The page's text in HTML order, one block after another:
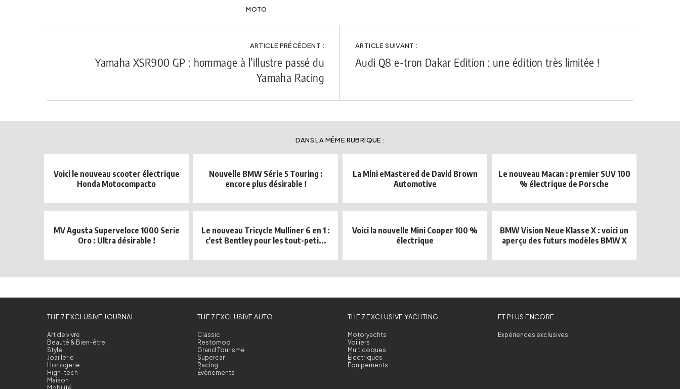
MOTO
ARTICLE PRÉCÉDENT :
Yamaha XSR900 GP : hommage à l’illustre passé du
Yamaha Racing
ARTICLE SUIVANT :
Audi Q8 e-tron Dakar Edition : une édition très limitée !
DANS LA MÊME RUBRIQUE :
Voici le nouveau scooter électrique
Honda Motocompacto
Nouvelle BMW Série 5 Touring :
encore plus désirable !
La Mini eMastered de David Brown
Automotive
Le nouveau Macan : premier SUV 100
% électrique de Porsche
MV Agusta Superveloce 1000 Serie
Oro : Ultra désirable !
Le nouveau Tricycle Mulliner 6 en 1 :
c'est Bentley pour les tout-peti...
Voici la nouvelle Mini Cooper 100 %
électrique
BMW Vision Neue Klasse X : voici un
aperçu des futurs modèles BMW X
THE 7 EXCLUSIVE JOURNAL
Art de vivre
Beauté & Bien-être
Style
Joaillerie
Horlogerie
High-tech
Maison
THE 7 EXCLUSIVE AUTO
Classic
Restomod
Grand Tourisme
Supercar
Racing
Évènements
THE 7 EXCLUSIVE YACHTING
Motoryachts
Voiliers
Multicoques
Électriques
Équipements
ET PLUS ENCORE...
Expériences exclusives